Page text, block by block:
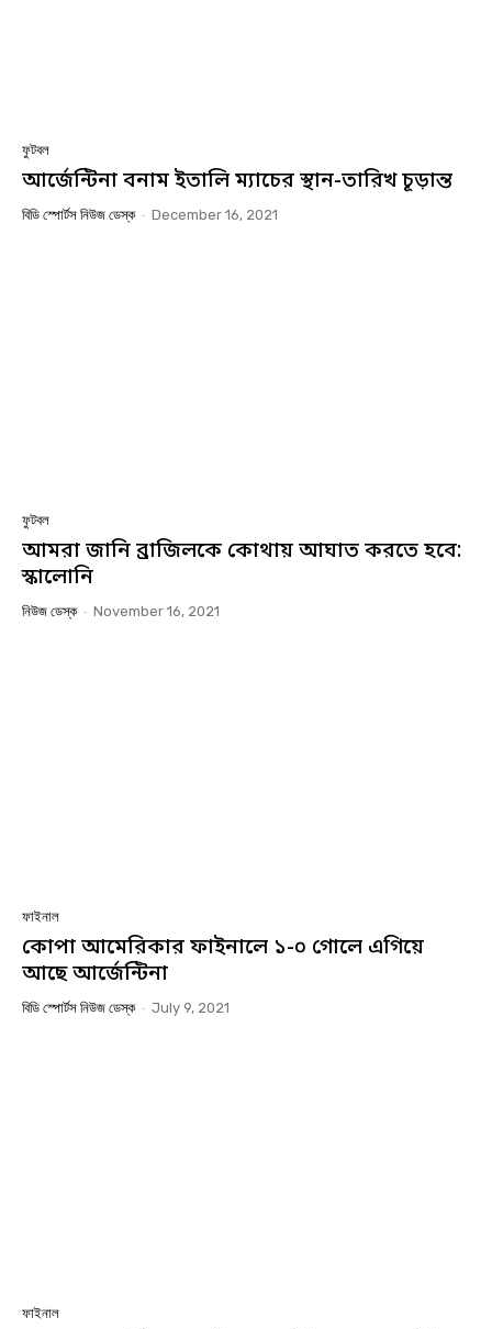
ফুটবল
আর্জেন্টিনা বনাম ইতালি ম্যাচের স্থান-তারিখ চূড়ান্ত
বিডি স্পোর্টস নিউজ ডেস্ক - December 16, 2021
ফুটবল
আমরা জানি ব্রাজিলকে কোথায় আঘাত করতে হবে:
স্কালোনি
নিউজ ডেস্ক - November 16, 2021
ফাইনাল
কোপা আমেরিকার ফাইনালে ১-০ গোলে এগিয়ে
আছে আর্জেন্টিনা
বিডি স্পোর্টস নিউজ ডেস্ক - July 9, 2021
ফাইনাল